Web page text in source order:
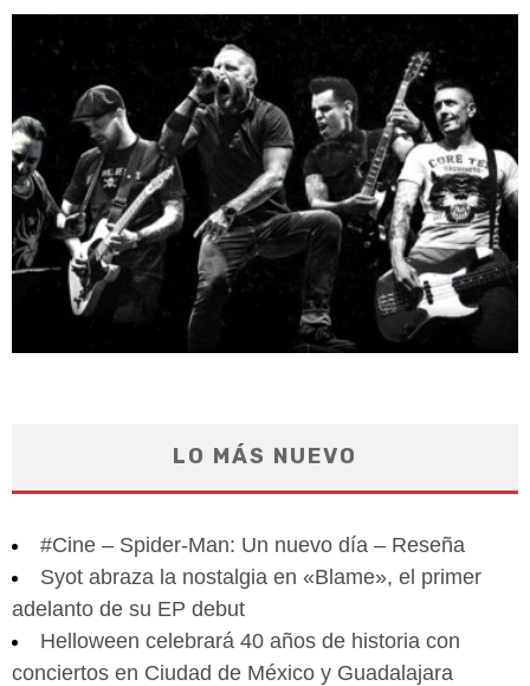
LO MÁS NUEVO
#Cine – Spider-Man: Un nuevo día – Reseña
Syot abraza la nostalgia en «Blame», el primer
adelanto de su EP debut
Helloween celebrará 40 años de historia con
conciertos en Ciudad de México y Guadalajara